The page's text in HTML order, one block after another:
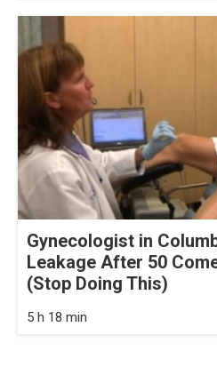
Gynecologist in
Leakage After 50
(Stop Doing This)
5 h 18 min